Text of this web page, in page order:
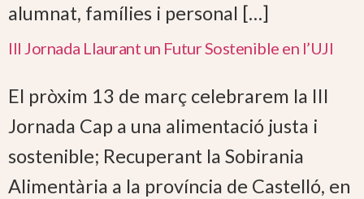
alumnat, famílies i personal […]
III Jornada Llaurant un Futur Sostenible en l’UJI
El pròxim 13 de març celebrarem la III
Jornada Cap a una alimentació justa i
sostenible; Recuperant la Sobirania
Alimentària a la província de Castelló, en